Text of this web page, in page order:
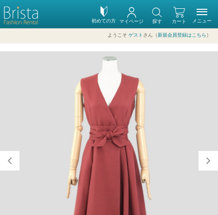
初めての方 カート
マイページ 探す
ようこそ ゲスト さん（新規会員登録はこちら ）
メニュー